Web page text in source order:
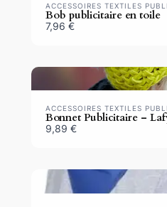
ACCESSOIRES TEXTILES
Bob publicitaire en toile
7,96 €
ACCESSOIRES TEXTILES
Bonnet Publicitaire –
9,89 €